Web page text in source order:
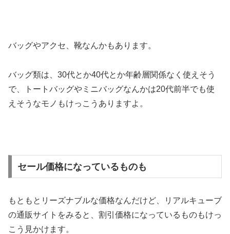
バッグやアクセ、靴なんかもあります。
バッグ類は、30代とか40代とか年齢層関係なく使えそう
で、トートバッグやミニバッグなんかは20代前半でも使
えそうなモノもけっこうありますよ。
セール価格になっているものも
もともとリーズナブルな価格なんだけど、リアルキューブ
の通販サイトをみると、割引価格になっているものもけっ
こう見かけます。